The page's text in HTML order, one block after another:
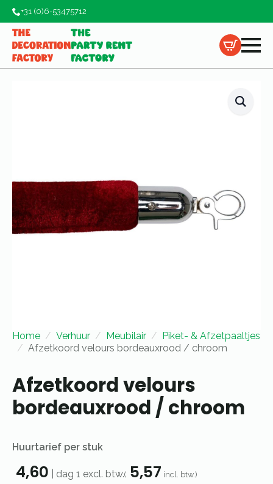
+31 (0)6-53475712
Home Verhuur Meubilair
Piket- & Afzetpaaltjes
Afzetkoord velours bordeauxrood / chroom
Afzetkoord velours
bordeauxrood / chroom
Huurtarief per stuk
4,60 dag 1 excl. btw.( 5,57 incl. btw.)